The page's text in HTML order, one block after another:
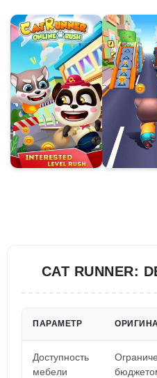
CAT RUNNER:
ПАРАМЕТР
Доступность
мебели